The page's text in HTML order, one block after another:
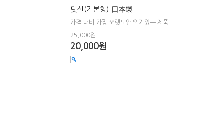
덧신(기본형)-日本製
가격 대비 가장 오랫도안 인기있는 제품
25,000원
20,000원